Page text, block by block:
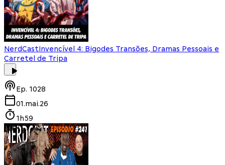
NerdCastInvencível 4: Bigodes Transões, Dramas Pessoais e
Carretel de Tripa
Ep. 1028
01.mai.26
1h59